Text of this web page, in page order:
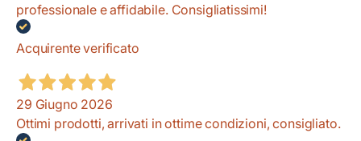
professionale e affidabile. Consigliatissimi!
Acquirente verificato
29 Giugno 2026
Ottimi prodotti, arrivati in ottime condizioni, consigliato.